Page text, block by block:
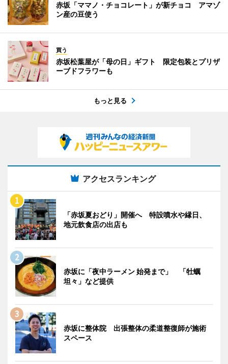
赤坂「ママノ・チョコレート」が新チョコ アマゾ
ン産の豆使う
買う
赤坂松葉屋が「母の日」ギフト 限定包装とプリザ
ーブドフラワーも
もっと見る
アクセスランキング
「赤坂夏おどり」開催へ 特設噴水や縁日、
地元飲食店の出店も
赤坂に「夜中ラーメン 始発まで」 「牡蠣
坦々」など提供
赤坂に整体院 出張整体の柔道整復師が施術
スペース